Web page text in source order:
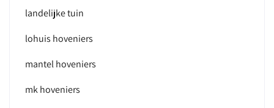
landelijke tuin
lohuis hoveniers
mantel hoveniers
mk hoveniers